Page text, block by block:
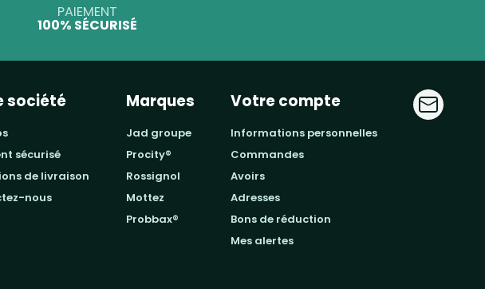
PAIEMENT
100% SÉCURISÉ
société
sécurisé
de livraison
nous
Marques
jad groupe
procity®
rossignol
mottez
probbax®
Votre compte
informations personnelles
commandes
avoirs
adresses
bons de réduction
mes alertes